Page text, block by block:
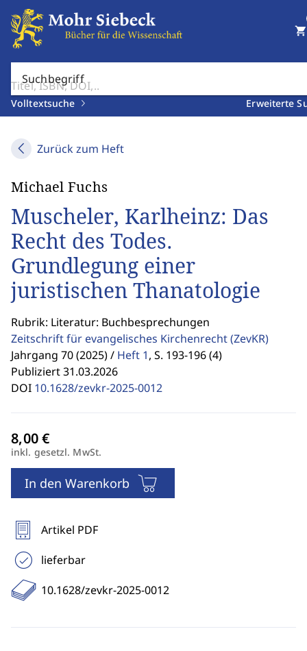
Suchbegriff
Volltextsuche Erweiterte
shopping_cart
Zurück zum Heft
Michael Fuchs
Muscheler, Karlheinz: Das
Recht des Todes.
Grundlegung einer
juristischen Thanatologie
Rubrik: Literatur: Buchbesprechungen
Zeitschrift für evangelisches Kirchenrecht(ZevKR)
Jahrgang 70 (2025) / Heft 1, S. 193-196 (4)
Publiziert 31.03.2026
DOI 10.1628/zevkr-2025-0012
inkl. gesetzl. MwSt.
In den Warenkorb
Artikel PDF
lieferbar
10.1628/zevkr-2025-0012